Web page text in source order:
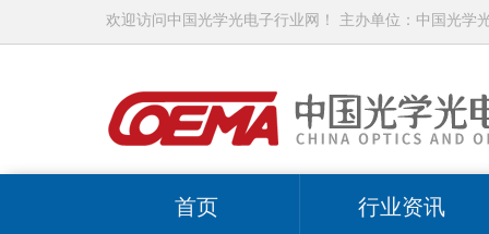
欢迎访问中国光学光电子行业网！ 主办单位：中国光学
首页 行业资讯